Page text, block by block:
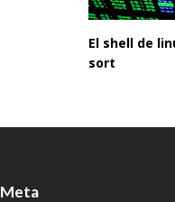
El shell de
sort
Meta